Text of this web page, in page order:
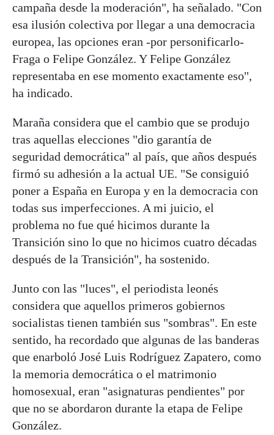
campaña desde la moderación", ha señalado. "Con
esa ilusión colectiva por llegar a una democracia
europea, las opciones eran -por personificarlo-
Fraga o Felipe González. Y Felipe González
representaba en ese momento exactamente eso",
ha indicado.
Maraña considera que el cambio que se produjo
tras aquellas elecciones "dio garantía de
seguridad democrática" al país, que años después
firmó su adhesión a la actual UE. "Se consiguió
poner a España en Europa y en la democracia con
todas sus imperfecciones. A mi juicio, el
problema no fue qué hicimos durante la
Transición sino lo que no hicimos cuatro décadas
después de la Transición", ha sostenido.
Junto con las "luces", el periodista leonés
considera que aquellos primeros gobiernos
socialistas tienen también sus "sombras". En este
sentido, ha recordado que algunas de las banderas
que enarboló José Luis Rodríguez Zapatero, como
la memoria democrática o el matrimonio
homosexual, eran "asignaturas pendientes" por
que no se abordaron durante la etapa de Felipe
González.